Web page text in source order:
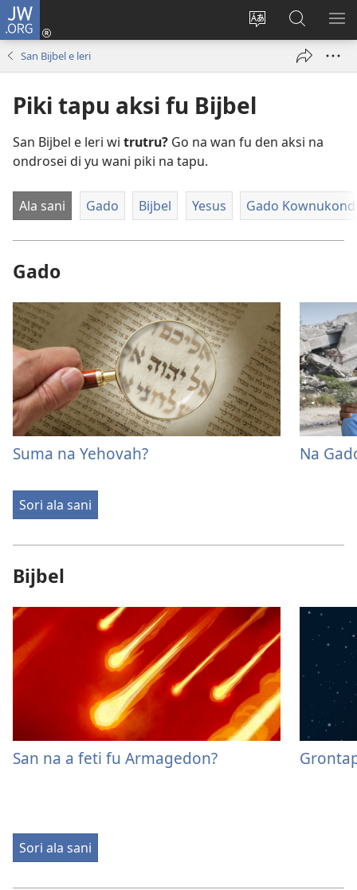
JW.ORG
Kenki
Log
Suku
tapu
JW.ORG
San Bijbel e leri
Piki tapu aksi fu Bijbel
San Bijbel e leri wi trutru? Go na wan fu den aksi na
ondrosei di yu wani piki na tapu.
Ala sani Gado Bijbel Yesus Gado
Gado
Suma na Yehovah? Na
Sori ala sani
Bijbel
San na a feti fu Armagedon?
Sori ala sani